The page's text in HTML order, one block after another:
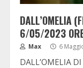
DALL’OMELIA
6/05/2023
Max 6
DALL’OMELIA